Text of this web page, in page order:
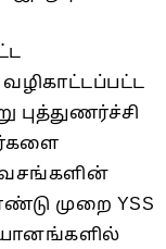
புத்துணர்ச்சி
முறை YSS